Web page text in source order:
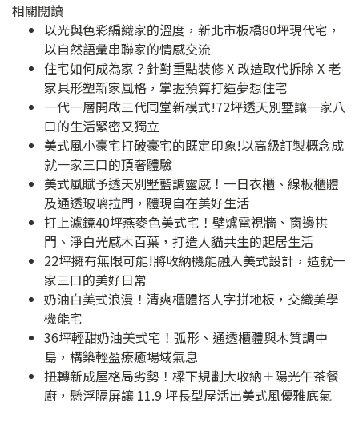
相關閱讀
以光與色彩編織家的溫度，新北市板橋80坪現代宅，
以自然語彙串聯家的情感交流
住宅如何成為家？針對重點裝修 X 改造取代拆除 X 老
家具形塑新家風格，掌握預算打造夢想住宅
一代一層開啟三代同堂新模式!72坪透天別墅讓一家八
口的生活緊密又獨立
美式風小豪宅打破豪宅的既定印象!以高級訂製概念成
就一家三口的頂奢體驗
美式風賦予透天別墅藍調靈感！一日衣櫃、線板櫃體
及通透玻璃拉門，體現自在美好生活
打上濾鏡40坪燕麥色美式宅！壁爐電視牆、窗邊拱
門、淨白光感木百葉，打造人貓共生的起居生活
22坪擁有無限可能!將收納機能融入美式設計，造就一
家三口的美好日常
奶油白美式浪漫！清爽櫃體搭人字拼地板，交織美學
機能宅
36坪輕甜奶油美式宅！弧形、通透櫃體與木質調中
島，構築輕盈療癒場域氣息
扭轉新成屋格局劣勢！樑下規劃大收納＋陽光午茶餐
廚，懸浮隔屏讓 11.9 坪長型屋活出美式風優雅底氣